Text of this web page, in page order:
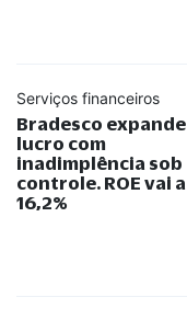
Serviços financeiros
Bradesco expande
lucro com
inadimplência sob
controle. ROE vai a
16,2%